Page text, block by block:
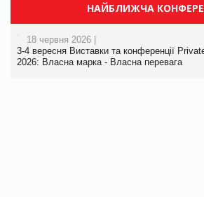
НАЙБЛИЖЧА
18 червня 2026 |
3-4 вересня Виставки та конференції
2026: Власна марка - Власна перевага